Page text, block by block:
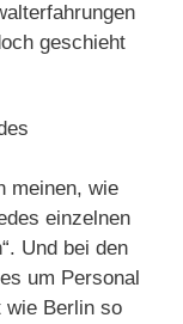
geschieht
meinen, wie
einzelnen
Und bei den
um Personal
wie Berlin so